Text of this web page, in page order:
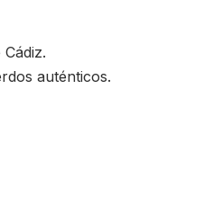
auténticos.